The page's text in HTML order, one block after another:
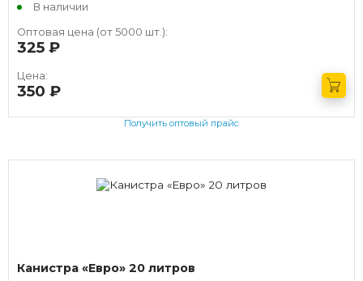
В наличии
Оптовая цена (от 5000 шт.):
325
Цена:
350
Получить оптовый прайс
Канистра «Евро» 20 литров